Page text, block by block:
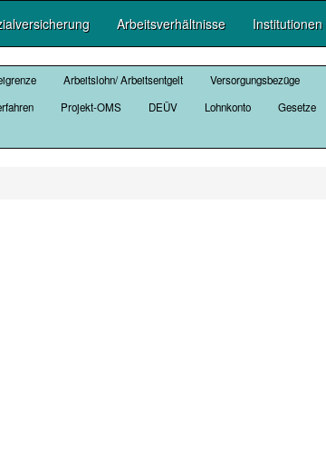
Arbeitsverhältnisse Institutionen
Arbeitslohn/ Arbeitsentgelt Versorgungsbezüge
Projekt-OMS DEÜV Lohnkonto Gesetze